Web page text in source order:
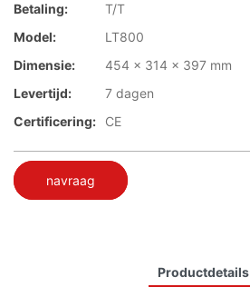
Betaling:
T/T
Model:
LT800
Dimensie:
454 x 314 x 397 mm
Levertijd:
7 dagen
Certificering:
CE
navraag
Productdetails